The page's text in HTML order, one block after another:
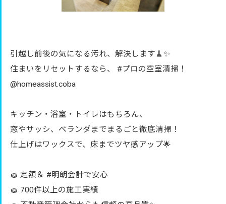
引越し前後の気になる汚れ、解決します🧹✨
住まいをリセットするなら、 #プロの空室清掃！
@homeassist.coba
キッチン・浴室・トイレはもちろん、
窓やサッシ、ベランダまでまるごと徹底清掃！
仕上げはワックスで、床までツヤ感アップ🌟
🧽 定額＆ #明朗会計で安心
🧽 700件以上の施工実績